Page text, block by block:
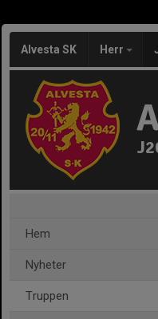
Alvesta SK Herr
Hem
Nyheter
Truppen